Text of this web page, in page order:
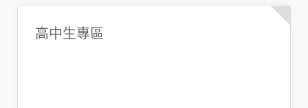
高中生專區